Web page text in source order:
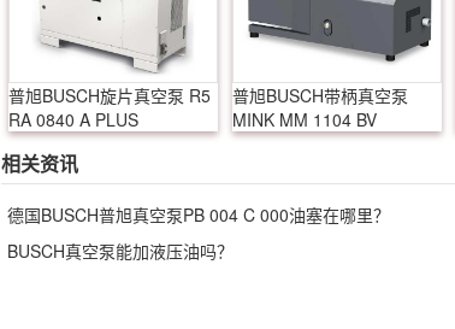
普旭BUSCH旋片真空泵 R5
RA 0840 A PLUS
普旭BUSCH带柄真空泵
MINK MM 1104 BV
相关资讯
德国BUSCH普旭真空泵PB 004 C 000油塞在哪里？
BUSCH真空泵能加液压油吗？